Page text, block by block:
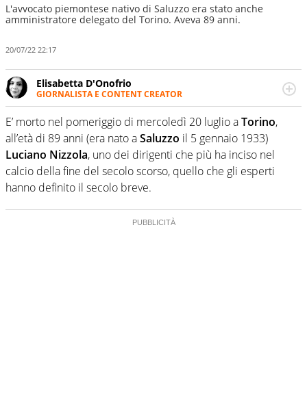
L'avvocato piemontese nativo di Saluzzo era stato anche
amministratore delegato del Torino. Aveva 89 anni.
20/07/22 22:17
Elisabetta D'Onofrio
GIORNALISTA E CONTENT CREATOR
Giornalista professionista dal 2007, scrive per curiosità
personale e necessità: soprattutto di calcio, di sport e dei
suoi protagonisti, concedendosi innocenti evasioni
nell'ambito della creazione di format. Un tempo ala
destra, oggi si sente a suo agio nel ruolo di libero. Cura
una classifica riservata dei migliori 5 calciatori di sempre.
E’ morto nel pomeriggio di mercoledì 20 luglio aTorino,
all’età di 89 anni (era nato aSaluzzo il 5 gennaio 1933)
Luciano Nizzola, uno dei dirigenti che più ha inciso nel
calcio della fine del secolo scorso, quello che gli esperti
hanno definito il secolo breve.